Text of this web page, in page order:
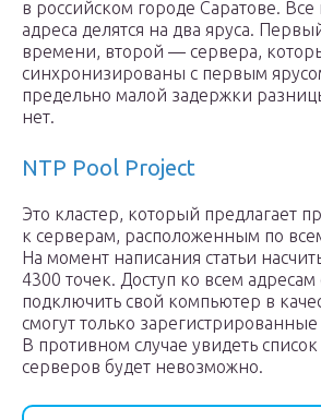
в российском городе Саратове.
адреса делятся на два яруса.
времени, второй — сервера,
синхронизированы с первым
предельно малой задержки
нет.
NTP Pool Project
Это кластер, который предлагает
к серверам, расположенным по
На момент написания статьи
4300 точек. Доступ ко всем
подключить свой компьютер в
смогут только
В противном случае увидеть список
серверов будет невозможно.